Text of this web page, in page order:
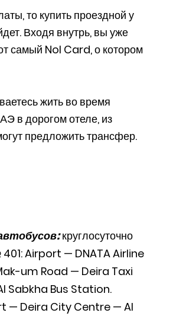
то купить проездной у
Входя внутрь, вы уже
самый Nol Card, о котором
жить во время
в дорогом отеле, из
предложить трансфер.
круглосуточно
Airport — DNATA Airline
um Road — Deira Taxi
Sabkha Bus Station.
— Deira City Centre — Al